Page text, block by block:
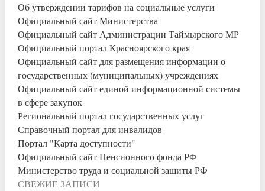
Об утверждении тарифов на социальные услуги
Официальный сайт Министерства
Официальный сайт Администрации Таймырского МР
Официальный портал Красноярского края
Официальный сайт для размещения информации о
государственных (муниципальных) учреждениях
Официальный сайт единой информационной системы
в сфере закупок
Региональный портал государственных услуг
Справочный портал для инвалидов
Портал "Карта доступности"
Официальный сайт Пенсионного фонда РФ
Министерство труда и социальной защиты РФ
СВЕЖИЕ ЗАПИСИ